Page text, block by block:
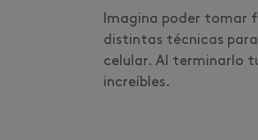
Imagina poder tomar
distintas técnicas
celular. Al terminarlo
increíbles.